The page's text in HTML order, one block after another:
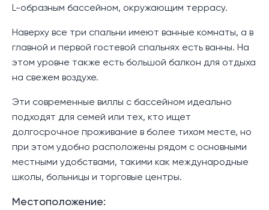
L-образным бассейном, окружающим террасу.
Наверху все три спальни имеют ванные комнаты, а в
главной и первой гостевой спальнях есть ванны. На
этом уровне также есть большой балкон для отдыха
на свежем воздухе.
Эти современные виллы с бассейном идеально
подходят для семей или тех, кто ищет
долгосрочное проживание в более тихом месте, но
при этом удобно расположены рядом с основными
местными удобствами, такими как международные
школы, больницы и торговые центры.
Местоположение: